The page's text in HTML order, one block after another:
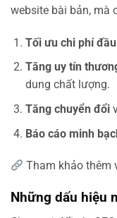
website bài bản, mà
Tối ưu chi phí
Tăng uy tín
dung chất lượng.
Tăng chuyển đổi
Báo cáo minh
Tham khảo thêm
Những dấu hiệu